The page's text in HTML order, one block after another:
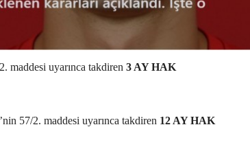
maddesi uyarınca takdiren 3 AY HAK
57/2. maddesi uyarınca takdiren 12 AY HAK